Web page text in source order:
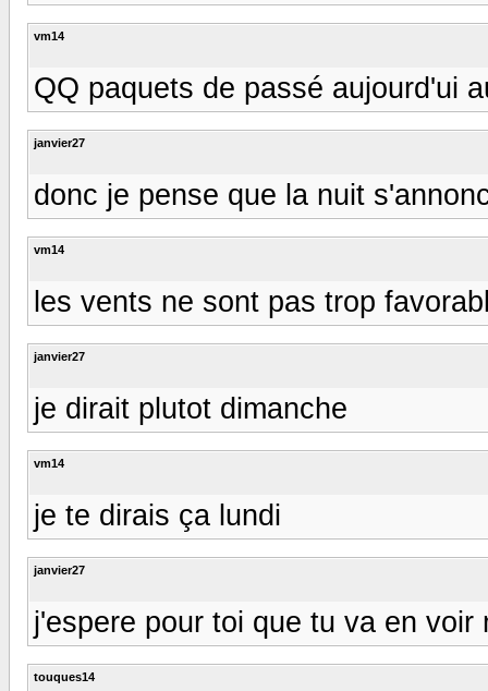
vm14
QQ paquets de passé aujourd'ui
janvier27
donc je pense que la nuit
vm14
les vents ne sont pas trop
janvier27
je dirait plutot dimanche
vm14
je te dirais ça lundi
janvier27
j'espere pour toi que tu va en
touques14